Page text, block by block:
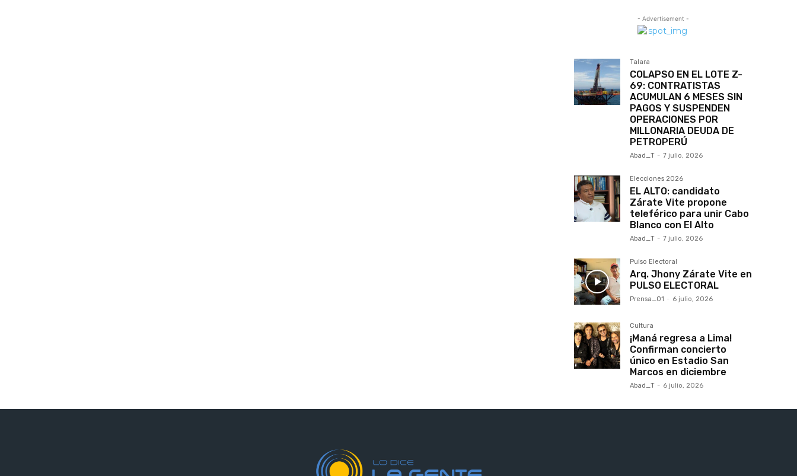
- Advertisement -
Talara
COLAPSO EN EL LOTE Z-
69: CONTRATISTAS
ACUMULAN 6 MESES SIN
PAGOS Y SUSPENDEN
OPERACIONES POR
MILLONARIA DEUDA DE
PETROPERÚ
Abad_T - 7 julio, 2026
Elecciones 2026
EL ALTO: candidato
Zárate Vite propone
teleférico para unir Cabo
Blanco con El Alto
Abad_T - 7 julio, 2026
Pulso Electoral
Arq. Jhony Zárate Vite en
PULSO ELECTORAL
Prensa_01 - 6 julio, 2026
Cultura
¡Maná regresa a Lima!
Confirman concierto
único en Estadio San
Marcos en diciembre
Abad_T - 6 julio, 2026